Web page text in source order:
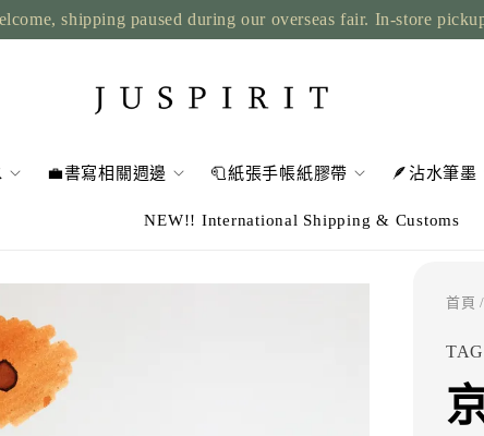
shipping paused during our overseas fair. In-store
💼書寫相關週邊 🧻紙張手帳紙膠帶 🪶沾水筆墨
NEW!! International Shipping & Customs
首頁